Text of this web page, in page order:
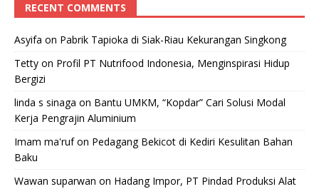
RECENT COMMENTS
Asyifa on Pabrik Tapioka di Siak-Riau Kekurangan Singkong
Tetty on Profil PT Nutrifood Indonesia, Menginspirasi Hidup
Bergizi
linda s sinaga on Bantu UMKM, “Kopdar” Cari Solusi Modal
Kerja Pengrajin Aluminium
Imam ma'rufon Pedagang Bekicot di Kediri Kesulitan Bahan
Baku
Wawan suparwan on Hadang Impor, PT Pindad Produksi Alat